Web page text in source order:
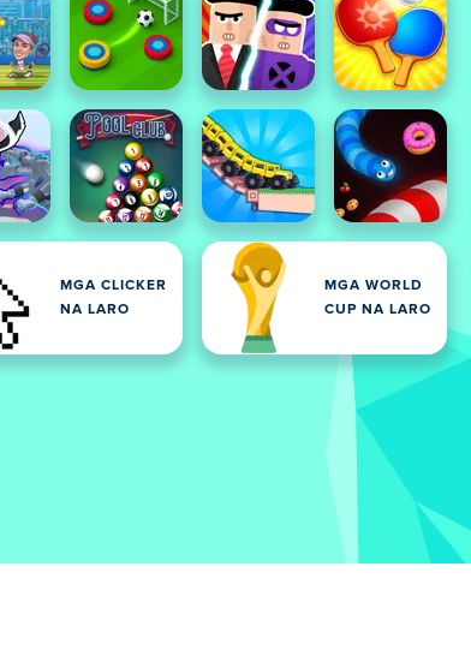
MGA CLICKER
NA LARO
MGA WORLD
CUP NA LARO